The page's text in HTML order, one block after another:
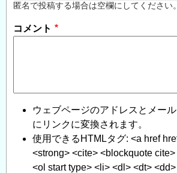
匿名で投稿する場合は空欄にしてください。
コメント
ウェブページのアドレスとメー
にリンクに変換されます。
使用できるHTMLタグ: <a href
<strong> <cite> <blockquote
<ol start type> <li> <dl> <dt> <dd>